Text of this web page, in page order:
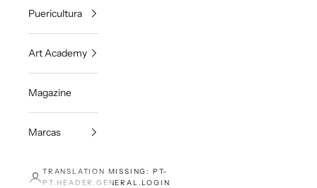
Puericultura
Art Academy
Magazine
Marcas
TRANSLATION MISSING: PT-
PT.HEADER.GENERAL.LOGIN